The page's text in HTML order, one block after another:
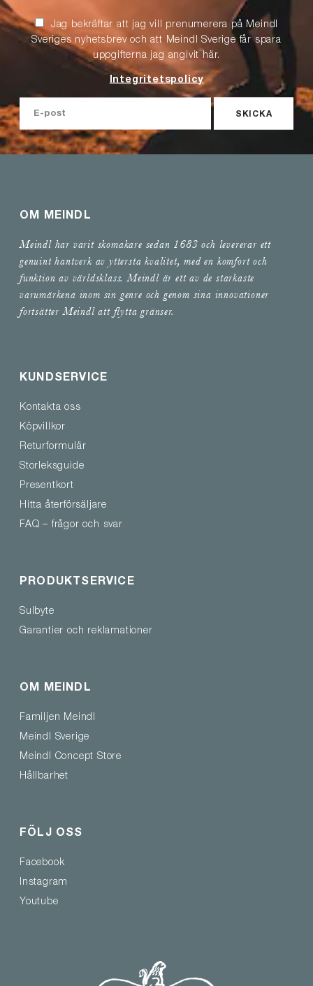
Jag bekräftar att jag vill prenumerera på Meindl
Sveriges nyhetsbrev och att Meindl Sverige får spara
uppgifterna jag angivit här.
Integritetspolicy
SKICKA
OM MEINDL
Meindl har varit skomakare sedan 1683 och levererar ett
genuint hantverk av yttersta kvalitet, med en komfort och
funktion av världsklass. Meindl är ett av de starkaste
varumärkena inom sin genre och genom sina innovationer
fortsätter Meindl att flytta gränser.
KUNDSERVICE
Kontakta oss
Köpvillkor
Returformulär
Storleksguide
Presentkort
Hitta återförsäljare
FAQ – frågor och svar
PRODUKTSERVICE
Sulbyte
Garantier och reklamationer
OM MEINDL
Familjen Meindl
Meindl Sverige
Meindl Concept Store
Hållbarhet
FÖLJ OSS
Facebook
Instagram
Youtube